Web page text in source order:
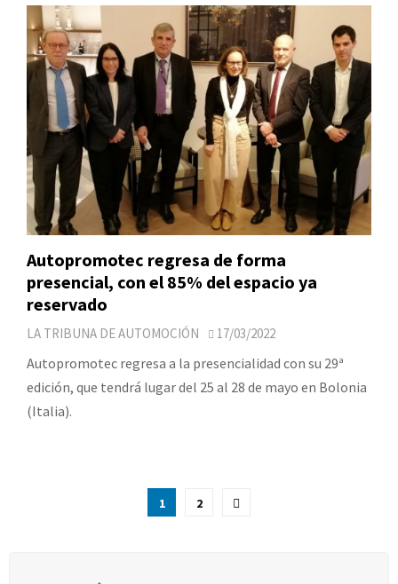
Autopromotec regresa de forma
presencial, con el 85% del espacio ya
reservado
LA TRIBUNA DE AUTOMOCIÓN 17/03/2022
Autopromotec regresa a la presencialidad con su 29ª
edición, que tendrá lugar del 25 al 28 de mayo en Bolonia
(Italia).
1 2